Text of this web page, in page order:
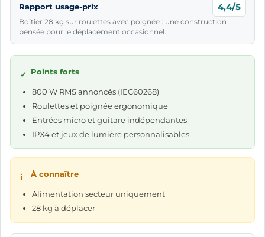
Rapport usage-prix 4,4/5
Boîtier 28 kg sur roulettes avec poignée : une construction
pensée pour le déplacement occasionnel.
✓ Points forts
800 W RMS annoncés (IEC60268)
Roulettes et poignée ergonomique
Entrées micro et guitare indépendantes
IPX4 et jeux de lumière personnalisables
i À connaître
Alimentation secteur uniquement
28 kg à déplacer